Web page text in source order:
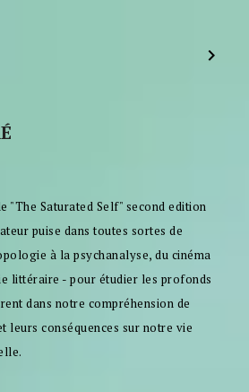

"The Saturated Self" second edition
puise dans toutes sortes de
à la psychanalyse, du cinéma
littéraire - pour étudier les profonds
dans notre compréhension de
leurs conséquences sur notre vie